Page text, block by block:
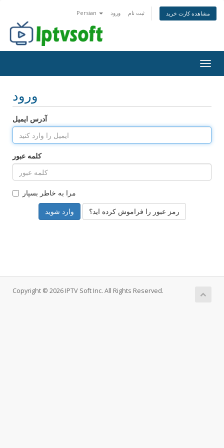
Persian ورود ثبت نام مشاهده کارت خرید
ورود
آدرس ایمیل
کلمه عبور
مرا به خاطر بسپار
رمز عبور را فراموش کرده اید؟
Copyright © 2026 IPTV Soft Inc. All Rights Reserved.